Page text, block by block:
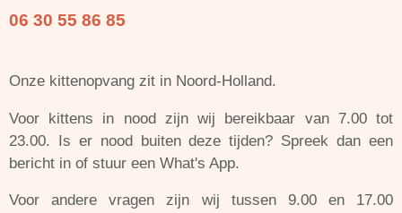
06 30 55 86 85
Onze kittenopvang zit in Noord-Holland.
Voor kittens in nood zijn wij bereikbaar van 7.00 tot
23.00. Is er nood buiten deze tijden? Spreek dan een
bericht in of stuur een What's App.
Voor andere vragen zijn wij tussen 9.00 en 17.00